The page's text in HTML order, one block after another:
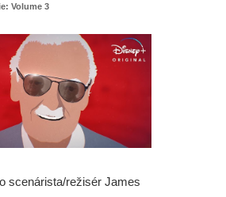
Volume 3
scenárista/režisér James